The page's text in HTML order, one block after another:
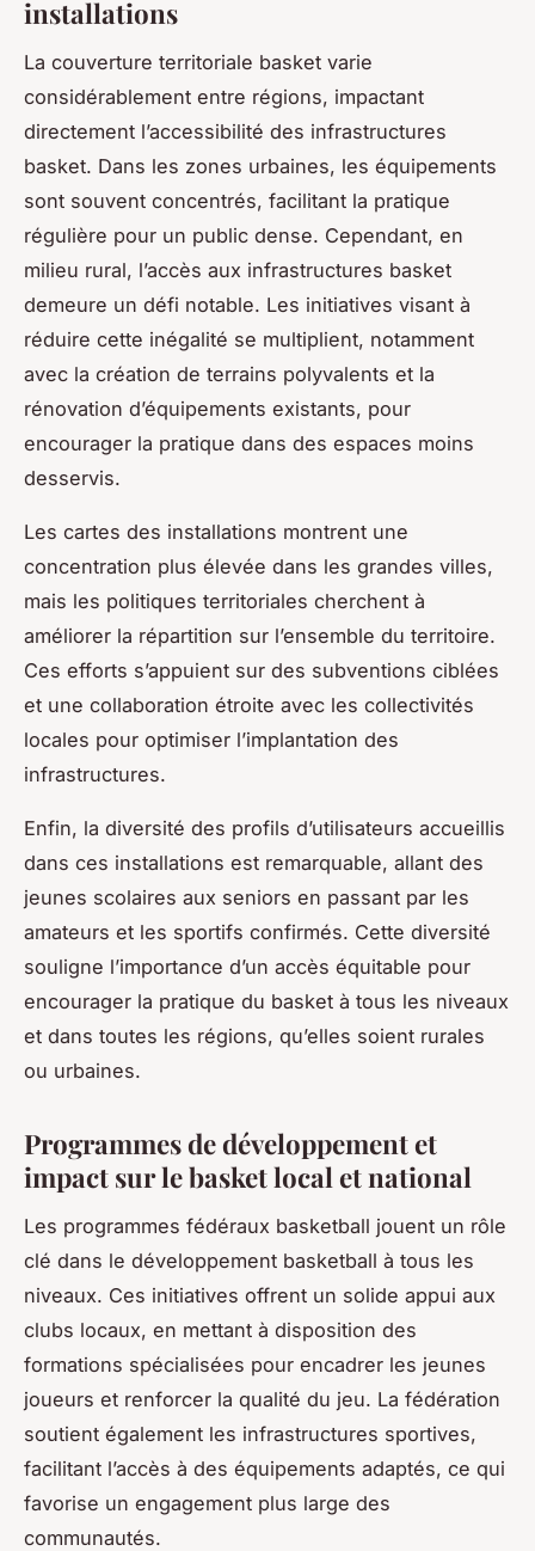
installations
La couverture territoriale basket varie
considérablement entre régions, impactant
directement l’accessibilité des infrastructures
basket. Dans les zones urbaines, les équipements
sont souvent concentrés, facilitant la pratique
régulière pour un public dense. Cependant, en
milieu rural, l’accès aux infrastructures basket
demeure un défi notable. Les initiatives visant à
réduire cette inégalité se multiplient, notamment
avec la création de terrains polyvalents et la
rénovation d’équipements existants, pour
encourager la pratique dans des espaces moins
desservis.
Les cartes des installations montrent une
concentration plus élevée dans les grandes villes,
mais les politiques territoriales cherchent à
améliorer la répartition sur l’ensemble du territoire.
Ces efforts s’appuient sur des subventions ciblées
et une collaboration étroite avec les collectivités
locales pour optimiser l’implantation des
infrastructures.
Enfin, la diversité des profils d’utilisateurs accueillis
dans ces installations est remarquable, allant des
jeunes scolaires aux seniors en passant par les
amateurs et les sportifs confirmés. Cette diversité
souligne l’importance d’un accès équitable pour
encourager la pratique du basket à tous les niveaux
et dans toutes les régions, qu’elles soient rurales
ou urbaines.
Programmes de développement et
impact sur le basket local et national
Les programmes fédéraux basketball jouent un rôle
clé dans le développement basketball à tous les
niveaux. Ces initiatives offrent un solide appui aux
clubs locaux, en mettant à disposition des
formations spécialisées pour encadrer les jeunes
joueurs et renforcer la qualité du jeu. La fédération
soutient également les infrastructures sportives,
facilitant l’accès à des équipements adaptés, ce qui
favorise un engagement plus large des
communautés.